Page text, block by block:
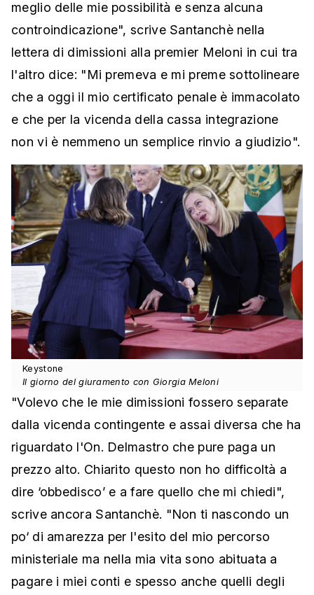
meglio delle mie possibilità e senza alcuna
controindicazione", scrive Santanchè nella
lettera di dimissioni alla premier Meloni in cui tra
l'altro dice: "Mi premeva e mi preme sottolineare
che a oggi il mio certificato penale è immacolato
e che per la vicenda della cassa integrazione
non vi è nemmeno un semplice rinvio a giudizio".
Keystone
Il giorno del giuramento con Giorgia Meloni
"Volevo che le mie dimissioni fossero separate
dalla vicenda contingente e assai diversa che ha
riguardato l'On. Delmastro che pure paga un
prezzo alto. Chiarito questo non ho difficoltà a
dire ‘obbedisco’ e a fare quello che mi chiedi",
scrive ancora Santanchè. "Non ti nascondo un
po‘ di amarezza per l'esito del mio percorso
ministeriale ma nella mia vita sono abituata a
pagare i miei conti e spesso anche quelli degli